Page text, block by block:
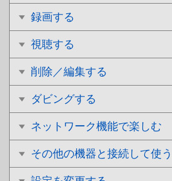
録画する
視聴する
削除／編集する
ダビングする
ネットワーク機能で楽しむ
その他の機器と接続して使う